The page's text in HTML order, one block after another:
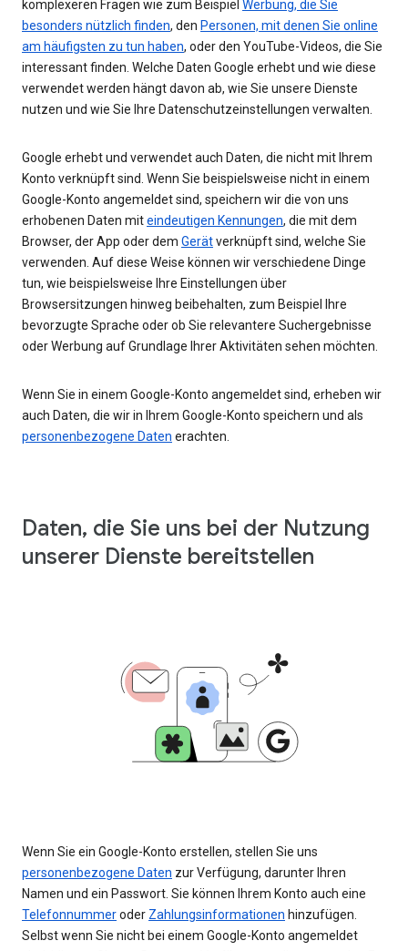
komplexeren Fragen wie zum Beispiel Werbung, die Sie
besonders nützlich finden, den Personen, mit denen Sie online
am häufigsten zu tun haben, oder den YouTube-Videos, die Sie
interessant finden. Welche Daten Google erhebt und wie diese
verwendet werden hängt davon ab, wie Sie unsere Dienste
nutzen und wie Sie Ihre Datenschutzeinstellungen verwalten.
Google erhebt und verwendet auch Daten, die nicht mit Ihrem
Konto verknüpft sind. Wenn Sie beispielsweise nicht in einem
Google-Konto angemeldet sind, speichern wir die von uns
erhobenen Daten miteindeutigen Kennungen, die mit dem
Browser, der App oder dem Gerätverknüpft sind, welche Sie
verwenden. Auf diese Weise können wir verschiedene Dinge
tun, wie beispielsweise Ihre Einstellungen über
Browsersitzungen hinweg beibehalten, zum Beispiel Ihre
bevorzugte Sprache oder ob Sie relevantere Suchergebnisse
oder Werbung auf Grundlage Ihrer Aktivitäten sehen möchten.
Wenn Sie in einem Google-Konto angemeldet sind, erheben wir
auch Daten, die wir in Ihrem Google-Konto speichern und als
personenbezogene Daten erachten.
Daten, die Sie uns bei der Nutzung
unserer Dienste bereitstellen
Wenn Sie ein Google-Konto erstellen, stellen Sie uns
personenbezogene Daten zur Verfügung, darunter Ihren
Namen und ein Passwort. Sie können Ihrem Konto auch eine
Telefonnummeroder Zahlungsinformationen hinzufügen.
Selbst wenn Sie nicht bei einem Google-Konto angemeldet